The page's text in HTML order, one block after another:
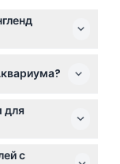
чтобы
с 9:00
(возможны
для
находиться в
с